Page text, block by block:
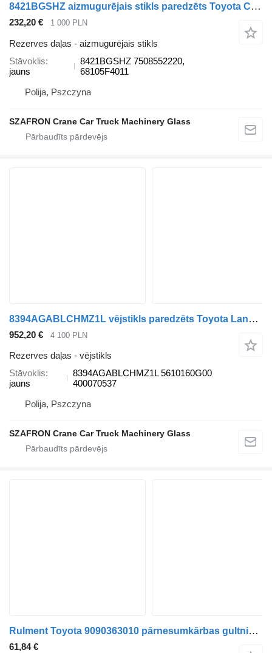
8421BGSHZ aizmugurējais stikls paredzēts Toyota C-HR automašīnas
232,20 € 1 000 PLN
Rezerves daļas - aizmugurējais stikls
Stāvoklis
jauns
8421BGSHZ 7508552220,
68105F4011
Polija, Pszczyna
SZAFRON Crane Car Truck Machinery Glass
8394AGABLCHMZ1L vējstikls paredzēts Toyota Landcruiser / Prado J150 automašīnas
952,20 € 4 100 PLN
Rezerves daļas - vējstikls
Stāvoklis
jauns
8394AGABLCHMZ1L 5610160G00
400070537
Polija, Pszczyna
SZAFRON Crane Car Truck Machinery Glass
Rulment Toyota 9090363010 pārnesumkārbas gultnis paredzēts Toyota automašīnas
61,84 €